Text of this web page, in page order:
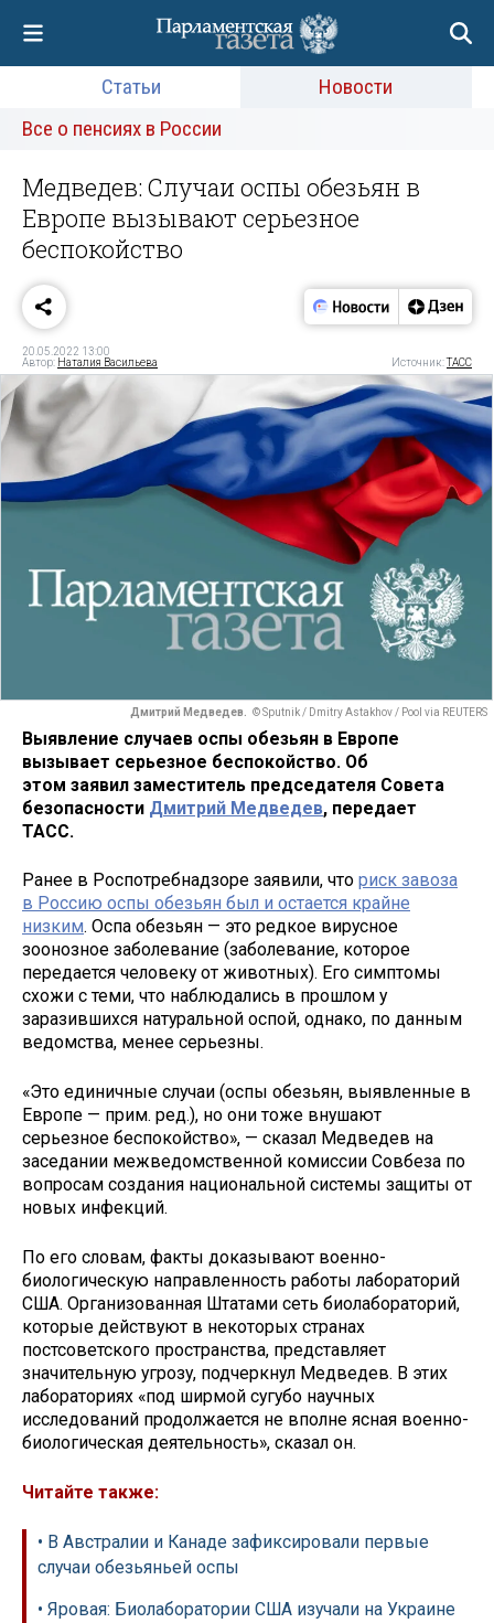
Статьи
Новости
Все о пенсиях в России
Медведев: Случаи оспы обезьян в
Европе вызывают серьезное
беспокойство
20.05.2022 13:00
Автор: Наталия Васильева Источник:ТАСС
Дмитрий Медведев. © Sputnik / Dmitry Astakhov / Pool via REUTERS
Выявление случаев оспы обезьян в Европе
вызывает серьезное беспокойство. Об
этом заявил заместитель председателя Совета
безопасности Дмитрий Медведев, передает
ТАСС.
Ранее в Роспотребнадзоре заявили, что риск завоза
в Россию оспы обезьян был и остается крайне
низким. Оспа обезьян — это редкое вирусное
зоонозное заболевание (заболевание, которое
передается человеку от животных). Его симптомы
схожи с теми, что наблюдались в прошлом у
заразившихся натуральной оспой, однако, по данным
ведомства, менее серьезны.
«Это единичные случаи (оспы обезьян, выявленные в
Европе — прим. ред.), но они тоже внушают
серьезное беспокойство», — сказал Медведев на
заседании межведомственной комиссии Совбеза по
вопросам создания национальной системы защиты от
новых инфекций.
По его словам, факты доказывают военно-
биологическую направленность работы лабораторий
США. Организованная Штатами сеть биолабораторий,
которые действуют в некоторых странах
постсоветского пространства, представляет
значительную угрозу, подчеркнул Медведев. В этих
лабораториях «под ширмой сугубо научных
исследований продолжается не вполне ясная военно-
биологическая деятельность», сказал он.
Читайте также:
• В Австралии и Канаде зафиксировали первые
случаи обезьяньей оспы
• Яровая: Биолаборатории США изучали на Украине